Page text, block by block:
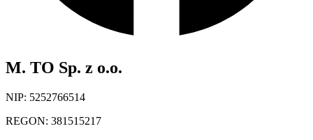
M. TO Sp. z o.o.
NIP: 5252766514
REGON: 381515217